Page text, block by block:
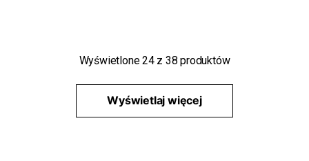
Wyświetlone24z 38 produktów
Wyświetlaj więcej